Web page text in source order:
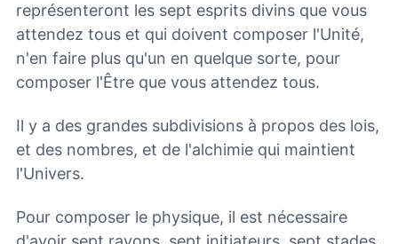
représenteront les sept esprits divins que vous
attendez tous et qui doivent composer l'Unité,
n'en faire plus qu'un en quelque sorte, pour
composer l'Être que vous attendez tous.
Il y a des grandes subdivisions à propos des lois,
et des nombres, et de l'alchimie qui maintient
l'Univers.
Pour composer le physique, il est nécessaire